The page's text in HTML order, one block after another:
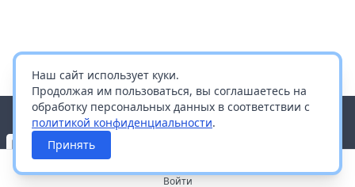
Наш сайт использует куки.
Продолжая им пользоваться, вы соглашаетесь на
обработку персональных данных в соответствии с
политикой конфиденциальности.
Принять
Войти